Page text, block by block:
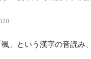
」という漢字の音読み